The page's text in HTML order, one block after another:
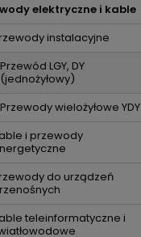
elektryczne i kable
instalacyjne
Przewód LGY, DY
(jednożyłowy)
Przewody wielożyłowe YDY
i przewody
do urządzeń
teleinformatyczne i